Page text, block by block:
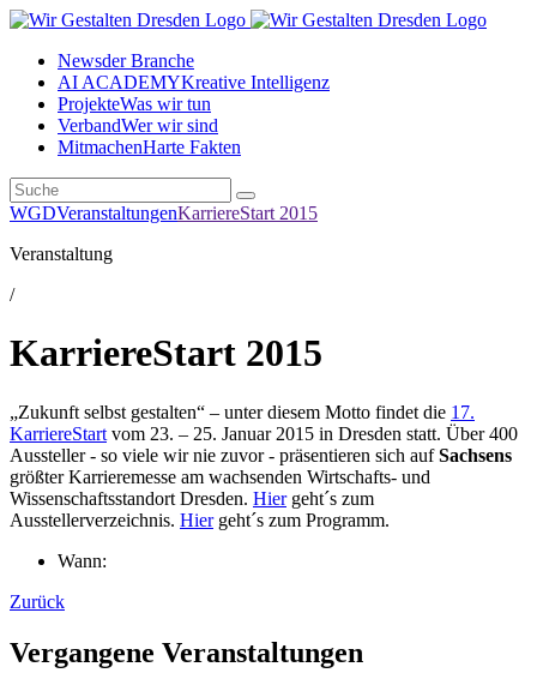
Newsder Branche
AI ACADEMYKreative Intelligenz
ProjekteWas wir tun
VerbandWer wir sind
MitmachenHarte Fakten
WGDVeranstaltungenKarriereStart 2015
Veranstaltung
/
KarriereStart 2015
„Zukunft selbst gestalten“ – unter diesem Motto findet die 17.
KarriereStart vom 23. – 25. Januar 2015 in Dresden statt. Über 400
Aussteller - so viele wir nie zuvor - präsentieren sich aufSachsens
größter Karrieremesse am wachsenden Wirtschafts- und
Wissenschaftsstandort Dresden. Hiergeht´s zum
Ausstellerverzeichnis. Hiergeht´s zum Programm.
Wann:
Zurück
Vergangene Veranstaltungen